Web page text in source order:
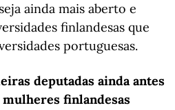
ainda mais aberto e
finlandesas que
portuguesas.
deputadas ainda antes
finlandesas